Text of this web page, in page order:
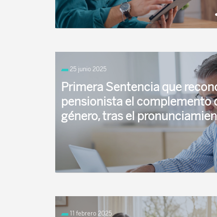
¿Qué es la pensión de orfandad y quién tiene
derecho? La pensión de orfandad es, junto con
... 25 junio 2025
Primera Sentencia que
pensionista el complemento
género, tras el
El Juzgado de lo Social número 3 de
complemento para la reducción de la brecha
11 febrero 2025